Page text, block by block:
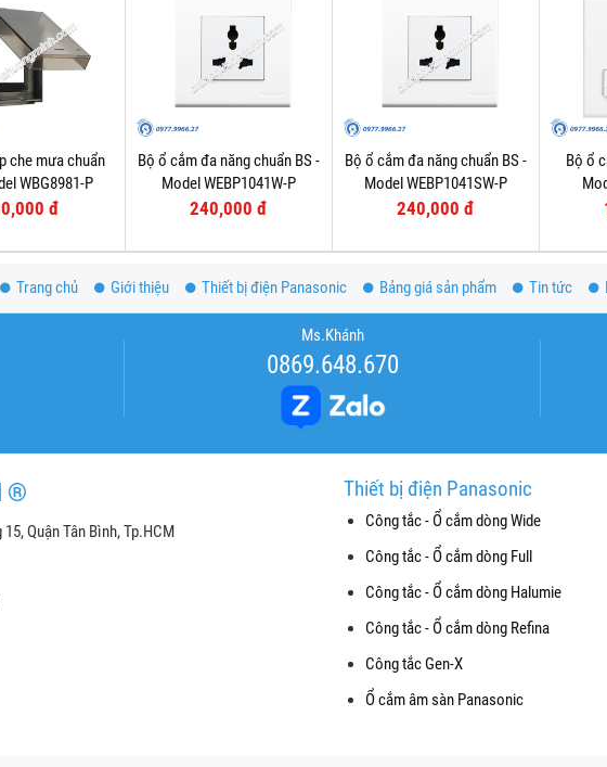
che mưa chuẩn
WBG8981-P
đ
Bộ ổ cắm đa năng chuẩn BS -
Model WEBP1041W-P
240,000 đ
Bộ ổ cắm đa năng chuẩn BS -
Model WEBP1041SW-P
240,000 đ
Bộ ổ
Trang chủ Giới thiệu Thiết bị điện Panasonic Bảng giá sản phẩm Tin tức
Ms.Khánh
0869.648.670
®
Quận Tân Bình, Tp.HCM
Thiết bị điện Panasonic
Công tắc - Ổ cắm dòng Wide
Công tắc - Ổ cắm dòng Full
Công tắc - Ổ cắm dòng Halumie
Công tắc - Ổ cắm dòng Refina
Công tắc Gen-X
Ổ cắm âm sàn Panasonic